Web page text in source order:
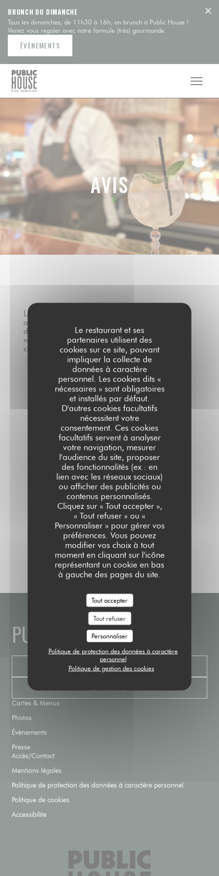
Le restaurant et ses
partenaires utilisent des
cookies sur ce site, pouvant
impliquer la collecte de
données à caractère
personnel. Les cookies dits «
nécessaires » sont obligatoires
et installés par défaut.
D'autres cookies facultatifs
nécessitent votre
consentement. Ces cookies
facultatifs servent à analyser
votre navigation, mesurer
l'audience du site, proposer
des fonctionnalités (ex : en
lien avec les réseaux sociaux)
ou afficher des publicités ou
contenus personnalisés.
Cliquez sur « Tout accepter »,
« Tout refuser » ou «
Personnaliser » pour gérer vos
préférences. Vous pouvez
modifier vos choix à tout
moment en cliquant sur l'icône
représentant un cookie en bas
à gauche des pages du site.
Tout accepter
Tout refuser
Personnaliser
Politique de protection des données à caractère
personnel
Politique de gestion des cookies
BRUNCH DU DIMANCHE
Tous les dimanches, de 11h30 à 16h, on brunch à Public House !
Venez vous regaler avec notre formule (très) gourmande.
ÉVÈNEMENTS
AVIS
Les
avis
de
nos
clients
0 /5
Note moyenne —0 avis
Ambiance
Cuisine
Qualité/Prix
100% avis vérifiés
Seuls les clients ayant réservé ont laissé
leur avis
PUBLIC HOUSE
RÉSERVER
Cartes & Menus
Photos
Évènements
Presse
Accès/Contact
Mentions légales
Politique de protection des données à caractère personnel
Politique de cookies
Accessibilite